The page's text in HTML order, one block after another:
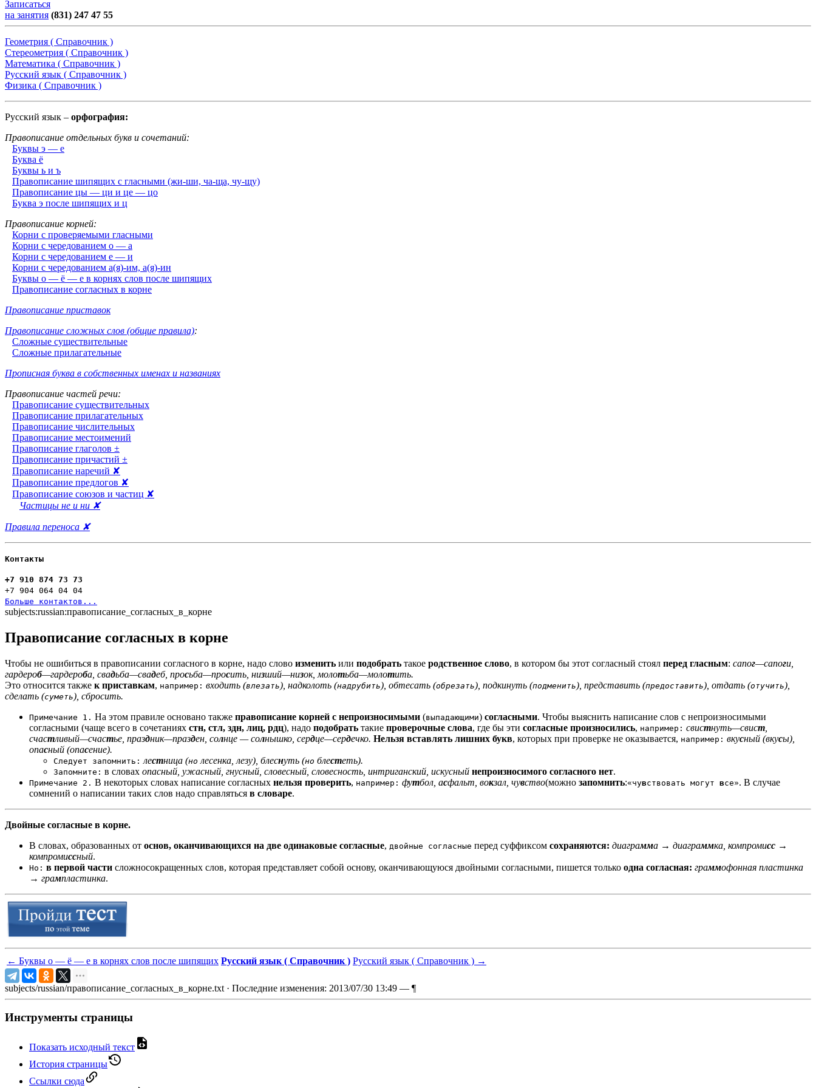
Записаться
на занятия (831) 247 47 55
Геометрия ( Справочник )
Стереометрия ( Справочник )
Математика ( Справочник )
Русский язык ( Справочник )
Физика ( Справочник )
Русский язык – орфография:
Правописание отдельных букв и сочетаний:
Буквы э — е
Буква ё
Буквы ь и ъ
Правописание шипящих с гласными (жи-ши, ча-ща, чу-щу)
Правописание цы — ци и це — цо
Буква э после шипящих и ц
Правописание корней:
Корни с проверяемыми гласными
Корни с чередованием о — а
Корни с чередованием е — и
Корни с чередованием а(я)-им, а(я)-ин
Буквы о — ё — е в корнях слов после шипящих
Правописание согласных в корне
Правописание приставок
Правописание сложных слов (общие правила):
Сложные существительные
Сложные прилагательные
Прописная буква в собственных именах и названиях
Правописание частей речи:
Правописание существительных
Правописание прилагательных
Правописание числительных
Правописание местоимений
Правописание глаголов ±
Правописание причастий ±
Правописание наречий ✘
Правописание предлогов ✘
Правописание союзов и частиц ✘
Частицы не и ни ✘
Правила переноса ✘
Контакты
+7 910 874 73 73
+7 904 064 04 04
Больше контактов...
subjects:russian:правописание_согласных_в_корне
Правописание согласных в корне
Чтобы не ошибиться в правописании согласного в корне, надо слово изменить или подобрать такое родственное слово, в котором бы этот согласный стоял перед гласным: сапог—сапоги
гардероб—гардероба , свадьба—свадеб, просьба—просить, низший—низок, молотьба—молотить.
Это относится также к приставкам, например: входить (влезать), надколоть (надрубить), обтесать (обрезать), подкинуть (подменить), представить (предоставить), отдать (отучить),
сделать (суметь), сбросить.
Примечание 1. На этом правиле основано также правописание корней с непроизносимыми (выпадающими) согласными. Чтобы выяснить написание слов с непроизносимыми
согласными (чаще всего в сочетаниях стн, стл, здн, лиц, рдц), надо подобрать такие проверочные слова, где бы эти согласные произносились, например: свистнуть—свист
счастливый—счастье, праздник—празден, солнце — солнышко, сердце—сердечко. Нельзя вставлять лишних букв, которых при проверке не оказывается, например: вкусный (вкусы),
опасный (опасение).
Следует запомнить: лестница (но лесенка, лезу), блеснуть (но блестеть).
Запомните: в словах опасный, ужасный, гнусный, словесный, словесность, интриганский, искусный непроизносимого согласного нет.
Примечание 2. В некоторых словах написание согласных нельзя проверить, например: футбол, асфальт, вокзал, чувство(можно запомнить:«чувствовать могут все». В случае
сомнений о написании таких слов надо справляться в словаре.
Двойные согласные в корне.
В словах, образованных от основ, оканчивающихся на две одинаковые согласные, двойные согласные перед суффиксом сохраняются: диаграмма → диаграммка, компромисс →
компромиссный.
Но: в первой части сложносокращенных слов, которая представляет собой основу, оканчивающуюся двойными согласными, пишется только одна согласная: граммофонная пластинка
→ грампластинка.
← Буквы о — ё — е в корнях слов после шипящих Русский язык ( Справочник ) Русский язык ( Справочник ) →
subjects/russian/правописание_согласных_в_корне.txt · Последние изменения: 2013/07/30 13:49 — ¶
Инструменты страницы
Показать исходный текст
История страницы
Ссылки сюда